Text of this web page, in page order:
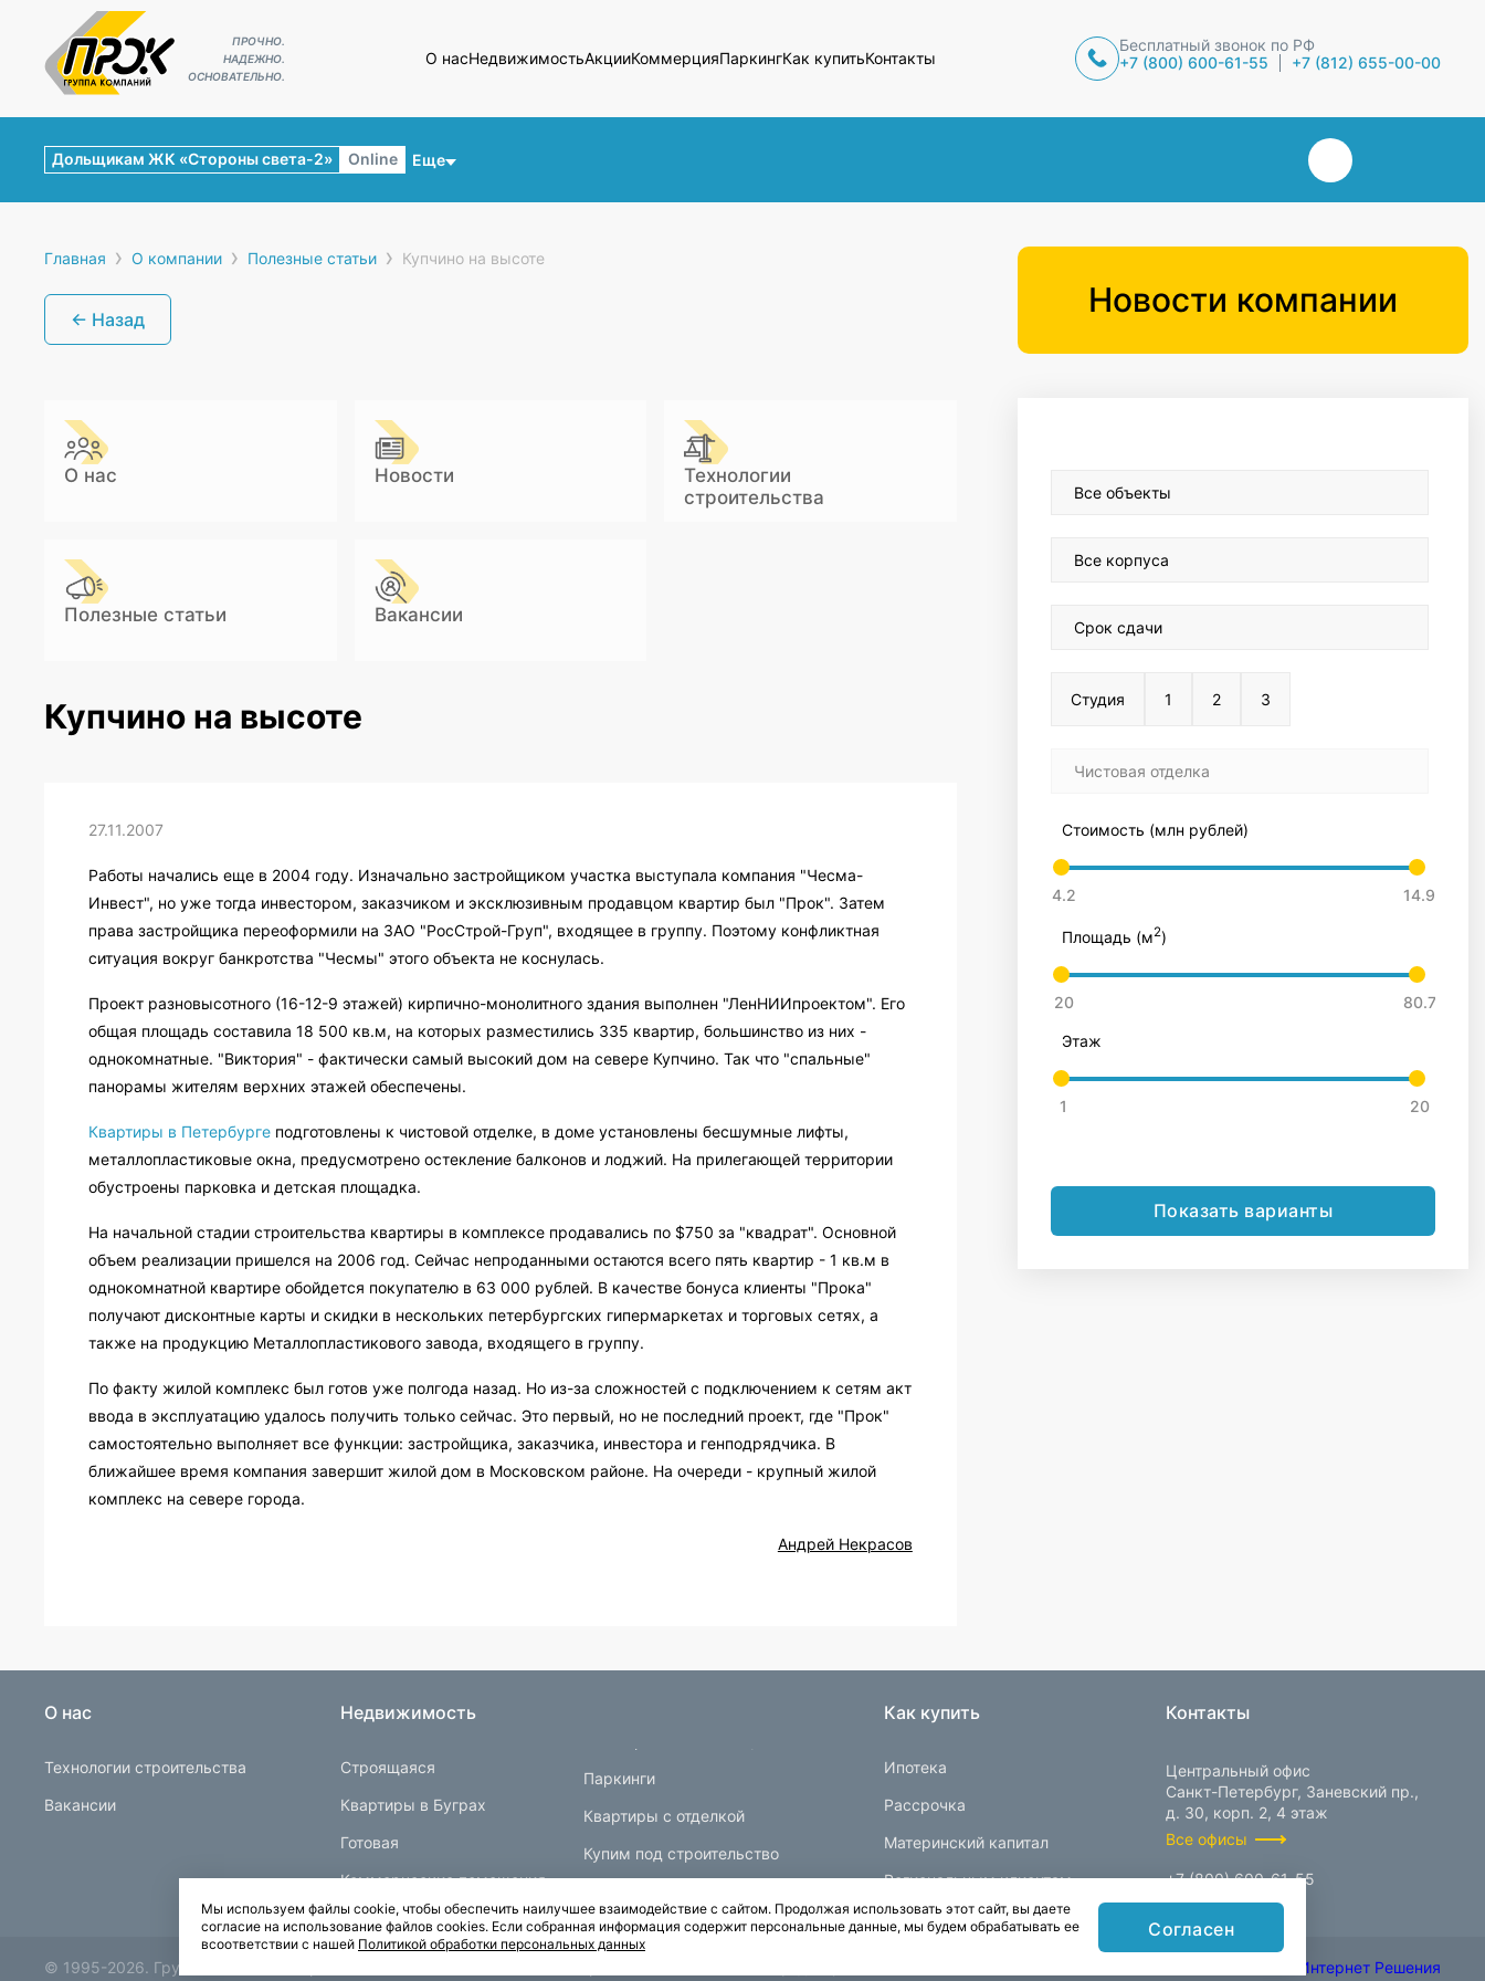
ПРОЧНО.
НАДЕЖНО.
ОСНОВАТЕЛЬНО.
О насНедвижимостьАкцииКоммерцияПаркингКак купитьКонтакты
Бесплатный звонок по РФ
+7 (800) 600-61-55
+7 (812) 655-00-00
Еще
Дольщикам ЖК «Стороны света-2» Online
Главная › О компании › Полезные статьи › Купчино на высоте
← Назад
О нас Новости
Технологии
строительства
Полезные статьи Вакансии
Купчино на высоте
27.11.2007
Работы начались еще в 2004 году. Изначально застройщиком участка выступала компания "Чесма-
Инвест", но уже тогда инвестором, заказчиком и эксклюзивным продавцом квартир был "Прок". Затем
права застройщика переоформили на ЗАО "РосСтрой-Груп", входящее в группу. Поэтому конфликтная
ситуация вокруг банкротства "Чесмы" этого объекта не коснулась.
Проект разновысотного (16-12-9 этажей) кирпично-монолитного здания выполнен "ЛенНИИпроектом". Его
общая площадь составила 18 500 кв.м, на которых разместились 335 квартир, большинство из них -
однокомнатные. "Виктория" - фактически самый высокий дом на севере Купчино. Так что "спальные"
панорамы жителям верхних этажей обеспечены.
Квартиры в Петербурге подготовлены к чистовой отделке, в доме установлены бесшумные лифты,
металлопластиковые окна, предусмотрено остекление балконов и лоджий. На прилегающей территории
обустроены парковка и детская площадка.
На начальной стадии строительства квартиры в комплексе продавались по $750 за "квадрат". Основной
объем реализации пришелся на 2006 год. Сейчас непроданными остаются всего пять квартир - 1 кв.м в
однокомнатной квартире обойдется покупателю в 63 000 рублей. В качестве бонуса клиенты "Прока"
получают дисконтные карты и скидки в нескольких петербургских гипермаркетах и торговых сетях, а
также на продукцию Металлопластикового завода, входящего в группу.
По факту жилой комплекс был готов уже полгода назад. Но из-за сложностей с подключением к сетям акт
ввода в эксплуатацию удалось получить только сейчас. Это первый, но не последний проект, где "Прок"
самостоятельно выполняет все функции: застройщика, заказчика, инвестора и генподрядчика. В
ближайшее время компания завершит жилой дом в Московском районе. На очереди - крупный жилой
комплекс на севере города.
Андрей Некрасов
Новости компании
Все объекты
Все корпуса
Срок сдачи
Студия 1 2 3
Чистовая отделка
Стоимость (млн рублей)
Площадь (м2)
Этаж
Показать варианты
О нас
Технологии строительства
Вакансии
Недвижимость
Строящаяся
Квартиры в Буграх
Готовая
Коммерческие помещения
Паркинги
Квартиры с отделкой
Купим под строительство
Как купить
Ипотека
Рассрочка
Материнский капитал
Региональным клиентам
Документы
Контакты
Центральный офис
Санкт-Петербург, Заневский пр.,
д. 30, корп. 2, 4 этаж
Все офисы
+7 (800) 600-61-55
© 1995-2026. Группа компаний «Прок»
Мы используем файлы cookie, чтобы обеспечить наилучшее взаимодействие с сайтом. Продолжая использовать этот сайт, вы даете
согласие на использование файлов cookies. Если собранная информация содержит персональные данные, мы будем обрабатывать ее
всоответствии с нашей Политикой обработки персональных данных
Согласен